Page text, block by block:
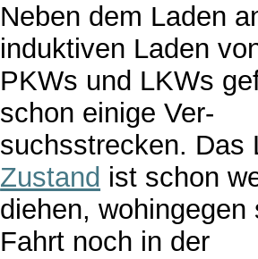
Neben dem Laden
induktiven Laden
PKWs und LKWs
schon einige Ver-
suchsstrecken. Das
Zustand ist schon
diehen, wohingegen
Fahrt noch in der